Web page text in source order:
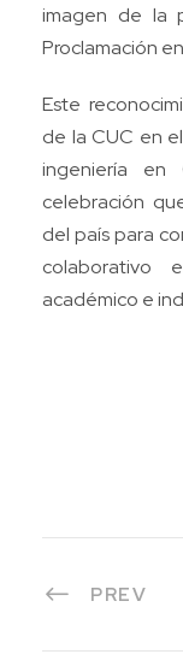
imagen de la
Proclamación
Este
de la CUC en
ingeniería
celebración
del país para
colaborativo
académico e
PREV